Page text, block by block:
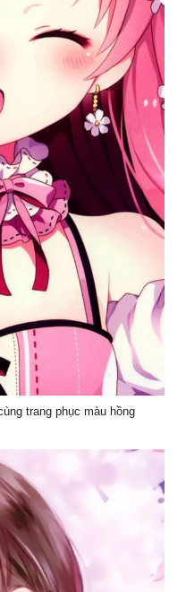
trang phục màu hồng